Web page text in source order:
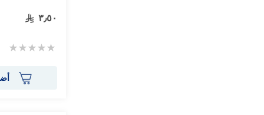
٣٫٥٠
Rating: